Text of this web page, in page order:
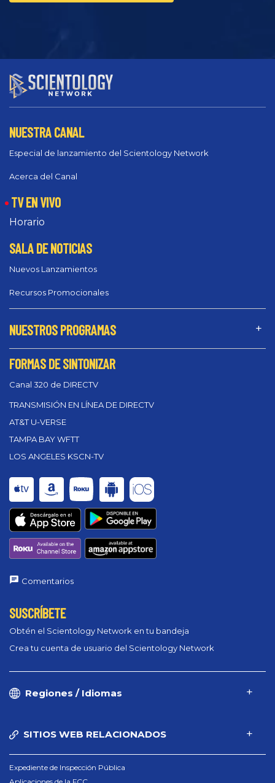
NUESTRA CANAL
Especial de lanzamiento del Scientology Network
Acerca del Canal
TV EN VIVO
Horario
SALA DE NOTICIAS
Nuevos Lanzamientos
Recursos Promocionales
NUESTROS PROGRAMAS
FORMAS DE SINTONIZAR
Canal 320 de DIRECTV
TRANSMISIÓN EN LÍNEA DE DIRECTV
AT&T U-VERSE
TAMPA BAY WFTT
LOS ANGELES KSCN-TV
Comentarios
SUSCRÍBETE
Obtén el Scientology Network en tu bandeja
Crea tu cuenta de usuario del Scientology Network
Regiones / Idiomas
SITIOS WEB RELACIONADOS
Expediente de Inspección Pública